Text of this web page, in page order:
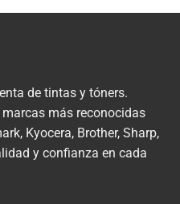
de tintas y tóners.
más reconocidas
Kyocera, Brother, Sharp,
y confianza en cada